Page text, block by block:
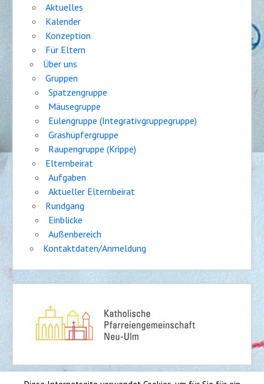
Aktuelles
Kalender
Konzeption
Für Eltern
Über uns
Gruppen
Spatzengruppe
Mäusegruppe
Eulengruppe (Integrativgruppegruppe)
Grashüpfergruppe
Raupengruppe (Krippe)
Elternbeirat
Aufgaben
Aktueller Elternbeirat
Rundgang
Einblicke
Außenbereich
Kontaktdaten/Anmeldung